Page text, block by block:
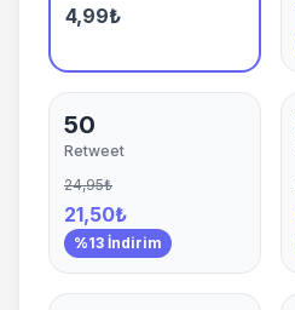
4,99₺
50
Retweet
24,95₺
21,50₺
%13 İndirim